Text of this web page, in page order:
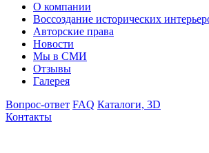
О компании
Воссоздание исторических
Авторские права
Новости
Мы в СМИ
Отзывы
Галерея
Вопрос-ответ FAQ Каталоги, 3D
Контакты